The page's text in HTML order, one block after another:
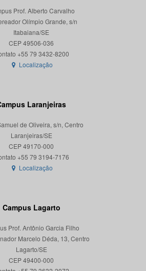
Prof. Alberto Carvalho
Olímpio Grande, s/n
Itabaiana/SE
CEP 49506-036
Localização
Laranjeiras
de Oliveira, s/n, Centro
Laranjeiras/SE
CEP 49170-000
Localização
Campus Lagarto
Prof. Antônio Garcia Filho
Marcelo Déda, 13, Centro
Lagarto/SE
CEP 49400-000